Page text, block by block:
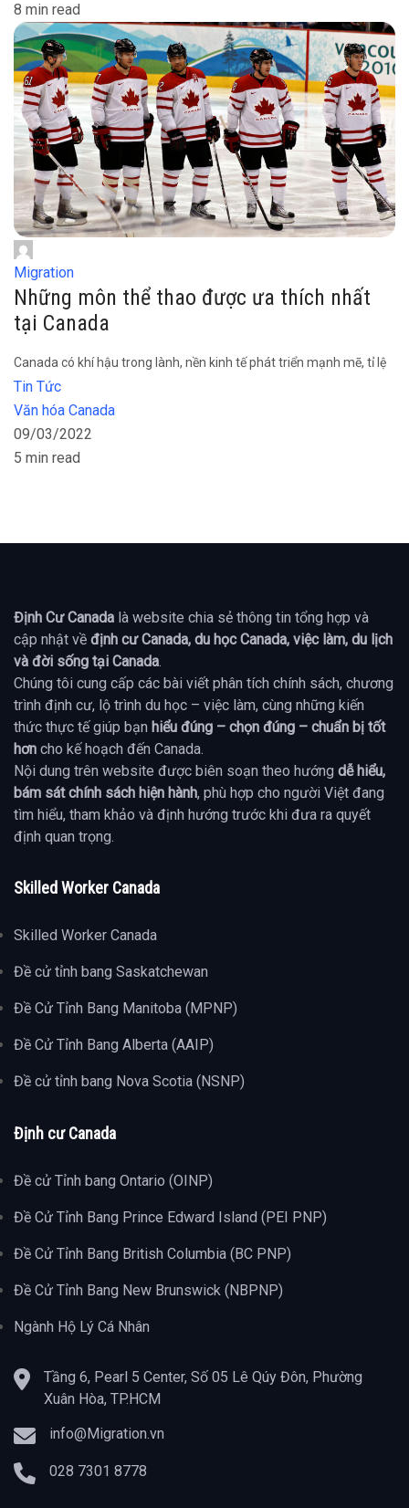
8 min read
Migration
Những môn thể thao được ưa thích nhất
tại Canada
Canada có khí hậu trong lành, nền kinh tế phát triển mạnh mẽ, tỉ lệ
Tin Tức
Văn hóa Canada
09/03/2022
5 min read
Định Cư Canada là website chia sẻ thông tin tổng hợp và
cập nhật về định cư Canada, du học Canada, việc làm, du lịch
và đời sống tại Canada
Chúng tôi cung cấp các bài viết phân tích chính sách, chương
trình định cư, lộ trình du học – việc làm, cùng những kiến
thức thực tế giúp bạn hiểu đúng – chọn đúng – chuẩn bị tốt
hơn cho kế hoạch đến Canada.
Nội dung trên website được biên soạn theo hướng dễ hiểu,
bám sát chính sách hiện hành, phù hợp cho người Việt đang
tìm hiểu, tham khảo và định hướng trước khi đưa ra quyết
định quan trọng.
Skilled Worker Canada
Skilled Worker Canada
Đề cử tỉnh bang Saskatchewan
Đề Cử Tỉnh Bang Manitoba (MPNP)
Đề Cử Tỉnh Bang Alberta (AAIP)
Đề cử tỉnh bang Nova Scotia (NSNP)
Định cư Canada
Đề cử Tỉnh bang Ontario (OINP)
Đề Cử Tỉnh Bang Prince Edward Island (PEI PNP)
Đề Cử Tỉnh Bang British Columbia (BC PNP)
Đề Cử Tỉnh Bang New Brunswick (NBPNP)
Ngành Hộ Lý Cá Nhân
Tầng 6, Pearl 5 Center, Số 05 Lê Qúy Đôn, Phường
Xuân Hòa, TP.HCM
info@Migration.vn
028 7301 8778